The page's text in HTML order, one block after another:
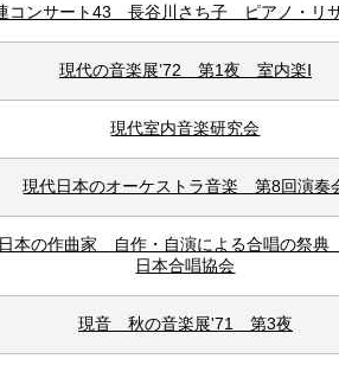
コンサート43 長谷川さち子 ピアノ・リ
現代の音楽展’72 第1夜 室内楽Ⅰ
現代室内音楽研究会
現代日本のオーケストラ音楽 第8回演奏
本の作曲家 自作・自演による合唱の祭
日本合唱協会
現音 秋の音楽展'71 第3夜